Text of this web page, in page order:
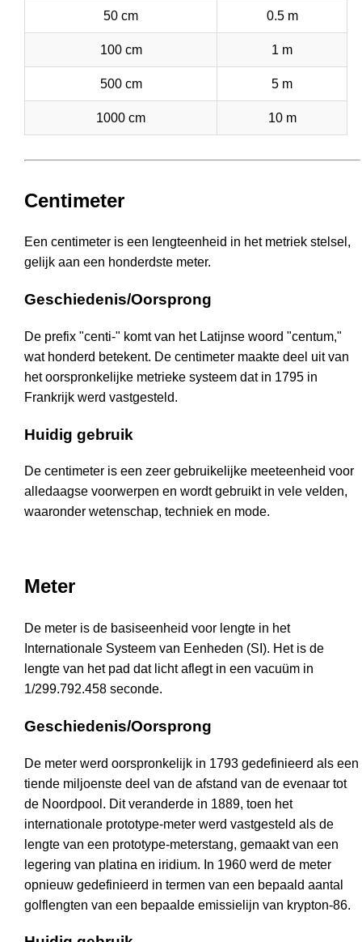
50 cm 0.5 m
100 cm 1 m
500 cm 5 m
1000 cm 10 m
Centimeter
Een centimeter is een lengteenheid in het metriek stelsel,
gelijk aan een honderdste meter.
Geschiedenis/Oorsprong
De prefix "centi-" komt van het Latijnse woord "centum,"
wat honderd betekent. De centimeter maakte deel uit van
het oorspronkelijke metrieke systeem dat in 1795 in
Frankrijk werd vastgesteld.
Huidig gebruik
De centimeter is een zeer gebruikelijke meeteenheid voor
alledaagse voorwerpen en wordt gebruikt in vele velden,
waaronder wetenschap, techniek en mode.
Meter
De meter is de basiseenheid voor lengte in het
Internationale Systeem van Eenheden (SI). Het is de
lengte van het pad dat licht aflegt in een vacuüm in
1/299.792.458 seconde.
Geschiedenis/Oorsprong
De meter werd oorspronkelijk in 1793 gedefinieerd als een
tiende miljoenste deel van de afstand van de evenaar tot
de Noordpool. Dit veranderde in 1889, toen het
internationale prototype-meter werd vastgesteld als de
lengte van een prototype-meterstang, gemaakt van een
legering van platina en iridium. In 1960 werd de meter
opnieuw gedefinieerd in termen van een bepaald aantal
golflengten van een bepaalde emissielijn van krypton-86.